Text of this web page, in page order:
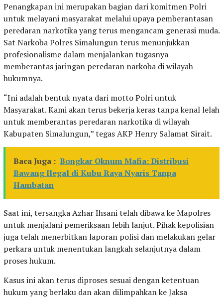
Penangkapan ini merupakan bagian dari komitmen Polri
untuk melayani masyarakat melalui upaya pemberantasan
peredaran narkotika yang terus mengancam generasi muda.
Sat Narkoba Polres Simalungun terus menunjukkan
profesionalisme dalam menjalankan tugasnya
memberantas jaringan peredaran narkoba di wilayah
hukumnya.
“Ini adalah bentuk nyata dari motto Polri untuk
Masyarakat. Kami akan terus bekerja keras tanpa kenal lelah
untuk memberantas peredaran narkotika di wilayah
Kabupaten Simalungun,” tegas AKP Henry Salamat Sirait.
Baca Juga : Bongkar Oknum Mafia: Distribusi
Bawang Ilegal di Kubu Raya Nyaris Tanpa
Hambatan
Saat ini, tersangka Azhar Ihsani telah dibawa ke Mapolres
untuk menjalani pemeriksaan lebih lanjut. Pihak kepolisian
juga telah menerbitkan laporan polisi dan melakukan gelar
perkara untuk menentukan langkah selanjutnya dalam
proses hukum.
Kasus ini akan terus diproses sesuai dengan ketentuan
hukum yang berlaku dan akan dilimpahkan ke Jaksa